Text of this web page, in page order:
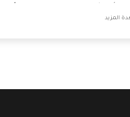
البيع مع المنتجات وتقدم للعملاء أقوى
المزيد